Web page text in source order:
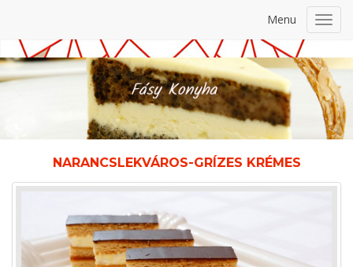
Menu
NARANCSLEKVÁROS-GRÍZES KRÉMES